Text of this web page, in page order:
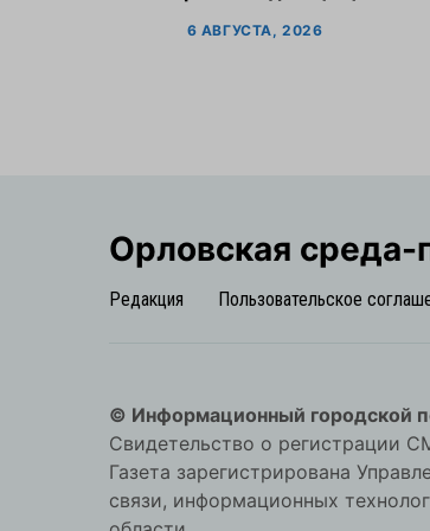
6 АВГУСТА, 2026
Орловская cреда-
Редакция Пользовательское
© Информационный городской
Свидетельство о регистрации
Газета зарегистрирована
связи, информационных